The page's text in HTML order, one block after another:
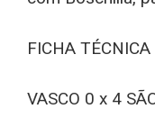
FICHA TÉCNICA
VASCO 0 x 4